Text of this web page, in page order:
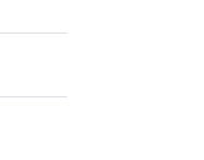
है। पूछताछ में आरोपी ने